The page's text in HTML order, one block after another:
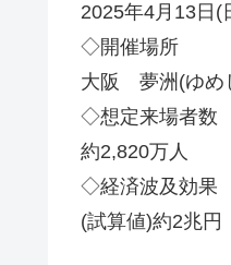
2025年4月13日(
◇開催場所
大阪 夢洲(ゆめ
◇想定来場者数
約2,820万人
◇経済波及効果
(試算値)約2兆円